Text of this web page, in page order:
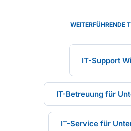
WEITERFÜHRENDE
IT-Support
IT-Betreuung für
IT-Service für